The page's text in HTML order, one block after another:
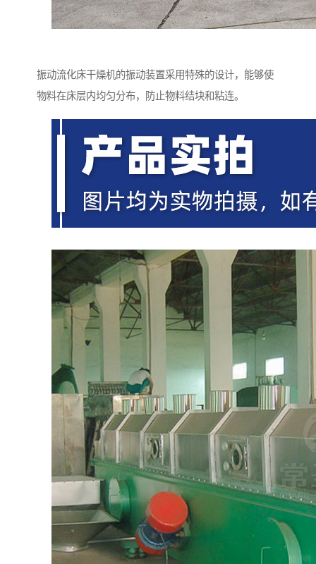
振动流化床干燥机的振动装置采用特殊的设计，能够使
物料在床层内均匀分布，防止物料结块和粘连。